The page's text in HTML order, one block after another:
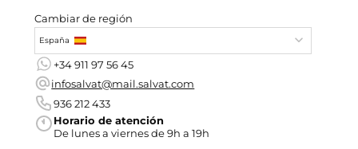
Cambiar de región
España
+34 911 97 56 45
infosalvat@mail.salvat.com
936 212 433
Horario de atención
De lunes a viernes de 9h a 19h